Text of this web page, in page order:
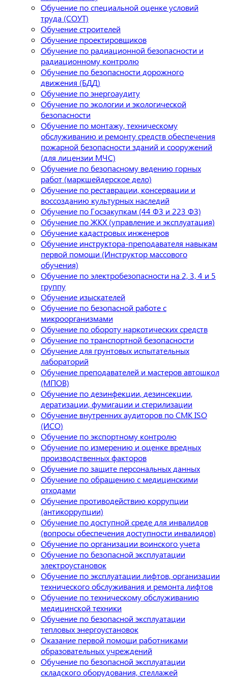
Обучение по специальной оценке условий
труда (СОУТ)
Обучение строителей
Обучение проектировщиков
Обучение по радиационной безопасности и
радиационному контролю
Обучение по безопасности дорожного
движения (БДД)
Обучение по энергоаудиту
Обучение по экологии и экологической
безопасности
Обучение по монтажу, техническому
обслуживанию и ремонту средств обеспечения
пожарной безопасности зданий и сооружений
(для лицензии МЧС)
Обучение по безопасному ведению горных
работ (маркшейдерское дело)
Обучение по реставрации, консервации и
воссозданию культурных наследий
Обучение по Госзакупкам (44 ФЗ и 223 ФЗ)
Обучение по ЖКХ (управление и эксплуатация)
Обучение кадастровых инженеров
Обучение инструктора-преподавателя навыкам
первой помощи (Инструктор массового
обучения)
Обучение по электробезопасности на 2, 3, 4 и 5
группу
Обучение изыскателей
Обучение по безопасной работе с
микроорганизмами
Обучение по обороту наркотических средств
Обучение по транспортной безопасности
Обучение для грунтовых испытательных
лабораторий
Обучение преподавателей и мастеров автошкол
(МПОВ)
Обучение по дезинфекции, дезинсекции,
дератизации, фумигации и стерилизации
Обучение внутренних аудиторов по СМК ISO
(ИСО)
Обучение по экспортному контролю
Обучение по измерению и оценке вредных
производственных факторов
Обучение по защите персональных данных
Обучение по обращению с медицинскими
отходами
Обучение противодействию коррупции
(антикоррупции)
Обучение по доступной среде для инвалидов
(вопросы обеспечения доступности инвалидов)
Обучение по организации воинского учета
Обучение по безопасной эксплуатации
электроустановок
Обучение по эксплуатации лифтов, организации
технического обслуживания и ремонта лифтов
Обучение по техническому обслуживанию
медицинской техники
Обучение по безопасной эксплуатации
тепловых энергоустановок
Оказание первой помощи работниками
образовательных учреждений
Обучение по безопасной эксплуатации
складского оборудования, стеллажей